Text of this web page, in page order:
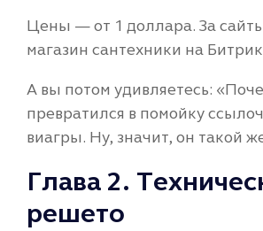
Цены — от 1 доллара. За
магазин сантехники на
А вы потом удивляетесь:
превратился в помойку
виагры. Ну, значит, он такой
Глава 2.
решето